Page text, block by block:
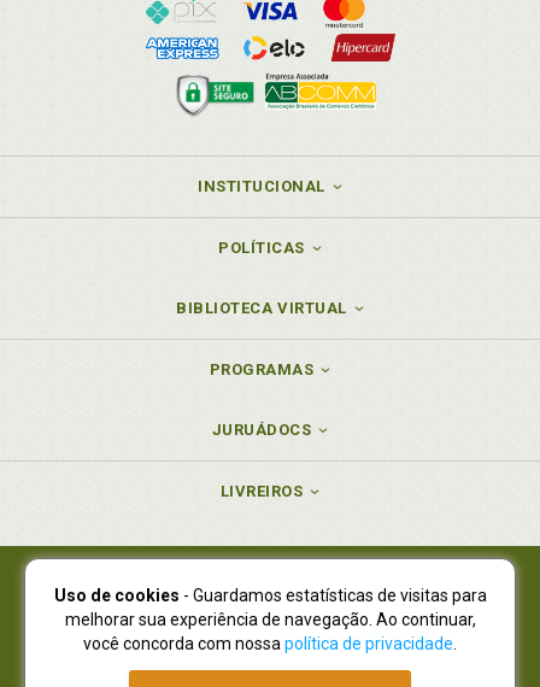
INSTITUCIONAL
POLÍTICAS
BIBLIOTECA VIRTUAL
PROGRAMAS
JURUÁDOCS
LIVREIROS
Juruá Editora Ltda., CNPJ 77.535.508/0001-19
Juruá Informática Ltda., CNPJ 01.701.561/0001-80
NOVO ENDEREÇO:R. Flávio Dallegrave, 7665, São Lourenço |
Curitiba - Paraná - CEP 82210-310
Uso de cookies - Guardamos estatísticas de visitas para
melhorar sua experiência de navegação. Ao continuar,
você concorda com nossa política de privacidade